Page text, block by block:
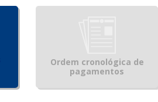
Ordem cronológica de
pagamentos